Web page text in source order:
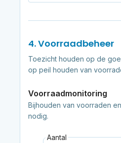
4. Voorraadbeheer
Toezicht houden op de
op peil houden van
Voorraadmonitoring
Bijhouden van voorraden
nodig.
Aantal